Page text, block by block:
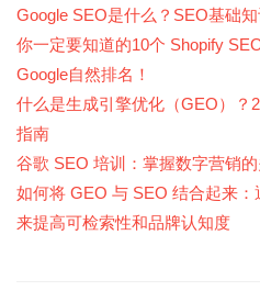
Google SEO是什么？SEO基础
你一定要知道的10个 Shopify
Google自然排名！
什么是生成引擎优化（GEO）？
指南
谷歌 SEO 培训：掌握数字营销
如何将 GEO 与 SEO 结合起来
来提高可检索性和品牌认知度